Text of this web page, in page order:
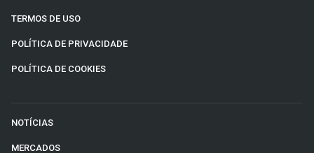
TERMOS DE USO
POLÍTICA DE PRIVACIDADE
POLÍTICA DE COOKIES
NOTÍCIAS
MERCADOS